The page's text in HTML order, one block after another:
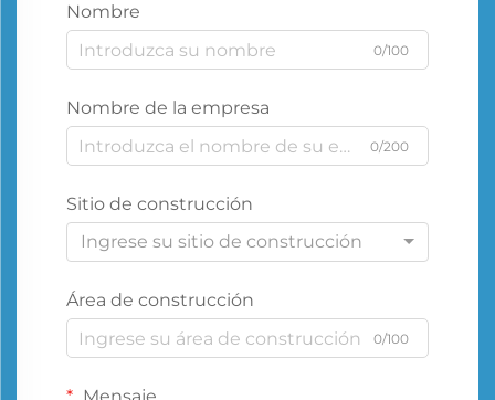
Nombre
0/100
Nombre de la empresa
0/200
Sitio de construcción
Ingrese su sitio de construcción
Área de construcción
0/100